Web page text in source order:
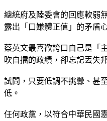
總統府及陸委會的回應軟弱
露出「口嫌體正值」的矛盾
蔡英文最喜歡誇口自己是「
吹自擂的政績，卻忘記丟失
試問，只要低調不挑釁、甚
低。
任何政黨，以符合中華民國